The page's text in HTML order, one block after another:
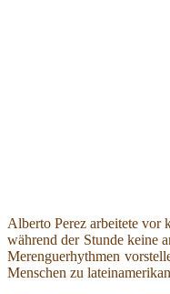
Alberto Perez arbeitete vor
während der Stunde keine
Merenguerhythmen
Menschen zu